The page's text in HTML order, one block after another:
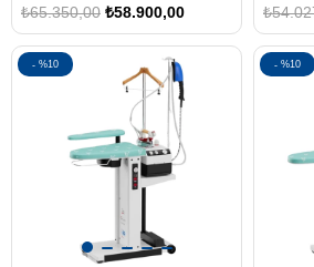
₺58.900,00
₺65.350,00
%10 %10